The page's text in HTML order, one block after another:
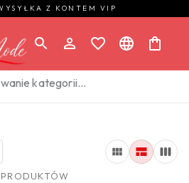
Z KONTEM VIP
kategorii…